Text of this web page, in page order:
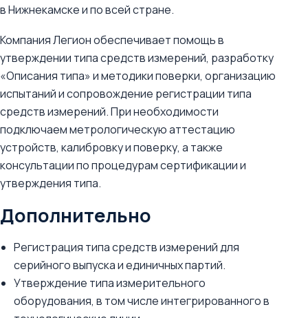
в Нижнекамске и по всей стране.
Компания Легион обеспечивает помощь в
утверждении типа средств измерений, разработку
«Описания типа» и методики поверки, организацию
испытаний и сопровождение регистрации типа
средств измерений. При необходимости
подключаем метрологическую аттестацию
устройств, калибровку и поверку, а также
консультации по процедурам сертификации и
утверждения типа.
Дополнительно
Регистрация типа средств измерений для
серийного выпуска и единичных партий.
Утверждение типа измерительного
оборудования, в том числе интегрированного в